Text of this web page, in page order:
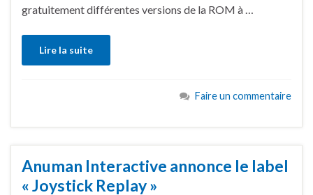
gratuitement différentes versions de la ROM à …
Lire la suite
Faire un commentaire
Anuman Interactive annonce le label
« Joystick Replay »